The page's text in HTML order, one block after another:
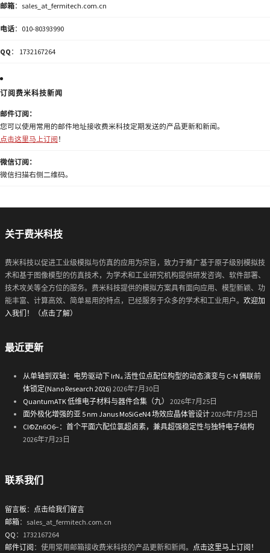
邮箱：sales_at_fermitech.com.cn
电话：010-80393990
QQ ： 1732167264
订阅费米科技新闻
邮件订阅：
您可以使用常用的邮件地址接收费米科技定期发送的产品更新和新闻。
点击这里马上订阅 ！
微信订阅：
微信扫描右侧二维码。
关于费米科技
费米科技以促进工业级模拟与仿真的应用为宗旨，致力于推广基于原子级别模拟技
术和基于图像模型的仿真技术，为学术和工业研究机构提供研发咨询、软件部署、
技术攻关等全方位的服务。费米科技提供的模拟方案具有面向应用、模型新颖、功
能丰富、计算高效、简单易用的特点，已经服务于众多的学术和工业用户。 欢迎加
入我们！（点击了解）
最近更新
从单轴到双轴：电势驱动下 IrN₄ 活性位点配位构型的动态演变与 C-N 偶联前
体锁定(Nano Research 2026) 2026年7月30日
QuantumATK 低维电子材料与器件合集（九）
2026年7月25日
面外极化增强的亚 5 nm Janus MoSiGeN4 场效应晶体管设计2026年7月25日
Cl©Zn6O6−：首个平面六配位氯超卤素，兼具超强稳定性与独特电子结构
2026年7月23日
联系我们
留言板 ： 点击给我们留言
邮箱：sales_at_fermitech.com.cn
QQ ：1732167264
邮件订阅 ：使用常用邮箱接收费米科技的产品更新和新闻。 点击这里马上订阅！